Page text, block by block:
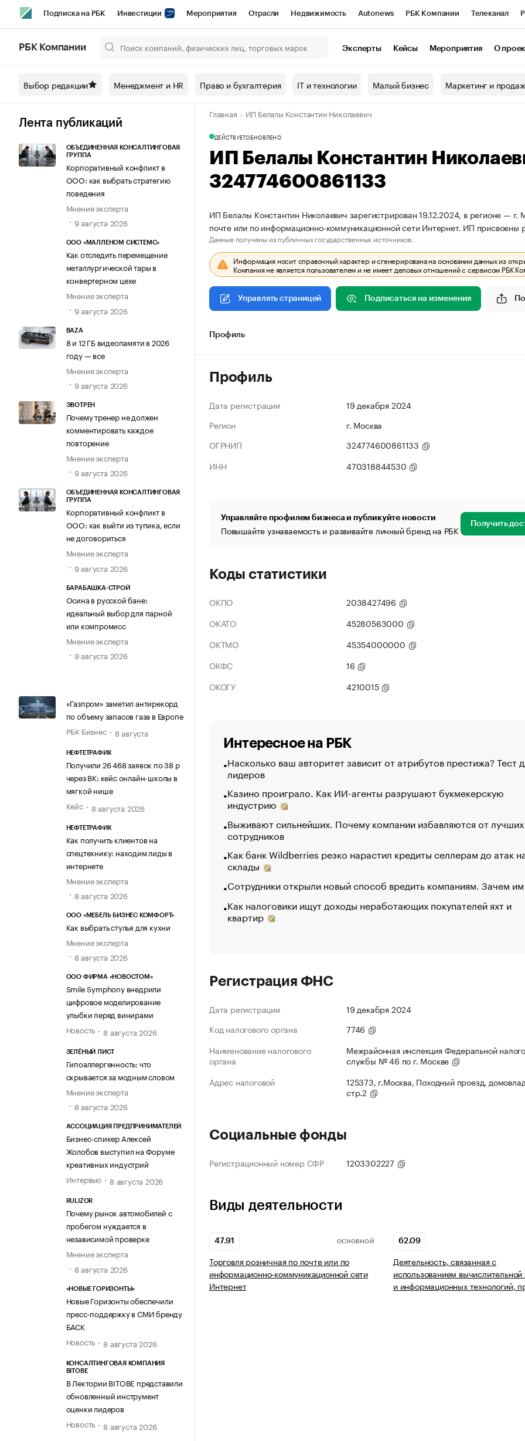
Подписка на РБК Инвестиции Мероприятия Отрасли Недвижимость Autonews РБК Компании Телеканал
Спецпроекты СПб Конференции СПб Спецпроекты Проверка контрагентов
Технологии и медиа Рынок наличной валюты
РБК Компании Эксперты Кейсы Мероприятия О
Выбор редакции Менеджмент и HR Право и бухгалтерия IT и технологии Малый бизнес Маркетинг и
Лента публикаций
ОБЪЕДИНЕННАЯ КОНСАЛТИНГОВАЯ
ГРУППА
Корпоративный конфликт в
ООО: как выбрать стратегию
поведения
Мнение эксперта
9 августа 2026
ООО «МАЛЛЕНОМ СИСТЕМС»
Как отследить перемещение
металлургической тары в
конвертерном цехе
Мнение эксперта
9 августа 2026
BAZA
8 и 12 ГБ видеопамяти в 2026
году — все
Мнение эксперта
9 августа 2026
ЭВОТРЕН
Почему тренер не должен
комментировать каждое
повторение
Мнение эксперта
9 августа 2026
ОБЪЕДИНЕННАЯ КОНСАЛТИНГОВАЯ
ГРУППА
Корпоративный конфликт в
ООО: как выйти из тупика, если
не договориться
Мнение эксперта
9 августа 2026
БАРАБАШКА-СТРОЙ
Осина в русской бане:
идеальный выбор для парной
или компромисс
Мнение эксперта
9 августа 2026
«Газпром» заметил антирекорд
по объему запасов газа в Европе
РБК Бизнес
8 августа
НЕФТЕТРАФИК
Получили 26 468 заявок по 38 р
через ВК: кейс онлайн-школы в
мягкой нише
Кейс
8 августа 2026
НЕФТЕТРАФИК
Как получить клиентов на
спецтехнику: находим лиды в
интернете
Мнение эксперта
8 августа 2026
ООО «МЕБЕЛЬ БИЗНЕС КОМФОРТ»
Как выбрать стулья для кухни
Мнение эксперта
8 августа 2026
ООО ФИРМА «НОВОСТОМ»
Smile Symphony внедрили
цифровое моделирование
улыбки перед винирами
Новость
8 августа 2026
ЗЕЛЁНЫЙ ЛИСТ
Гипоаллергенность: что
скрывается за модным словом
Мнение эксперта
8 августа 2026
АССОЦИАЦИЯ ПРЕДПРИНИМАТЕЛЕЙ
Бизнес-спикер Алексей
Жолобов выступил на Форуме
креативных индустрий
Интервью
8 августа 2026
RULIZOR
Почему рынок автомобилей с
пробегом нуждается в
независимой проверке
Мнение эксперта
8 августа 2026
«НОВЫЕ ГОРИЗОНТЫ»
Новые Горизонты обеспечили
пресс-поддержку в СМИ бренду
БАСК
Новость
8 августа 2026
КОНСАЛТИНГОВАЯ КОМПАНИЯ
BITOBE
В Лектории BITOBE представили
обновленный инструмент
оценки лидеров
Новость
8 августа 2026
Главная ИП Белалы Константин Николаевич
ДЕЙСТВУЕТОБНОВЛЕНО
ИП Белалы Константин
324774600861133
ИП Белалы Константин Николаевич зарегистрирован 19.12.2024, в регионе — г.
почте или по информационно-коммуникационной сети Интернет. ИП
Данные получены из публичных государственных источников.
Информация носит справочный характер и сгенерирована на основании данных из
Компания не является пользователем и не имеет деловых отношений с сервисом РБК
Управлять страницей Подписаться на изменения
Профиль
Профиль
Дата регистрации
19 декабря 2024
Регион
г. Москва
ОГРНИП
324774600861133
ИНН
470318844530
Управляйте профилем бизнеса и публикуйте новости
Повышайте узнаваемость и развивайте личный бренд на РБК Получить
Коды статистики
ОКПО
2038427496
ОКАТО
45280563000
ОКТМО
45354000000
ОКФС
16
ОКОГУ
4210015
Интересное на РБК
Насколько ваш авторитет зависит от атрибутов престижа? Тест
лидеров
Казино проиграло. Как ИИ-агенты разрушают букмекерскую
индустрию
Выживают сильнейших. Почему компании избавляются от лучших
сотрудников
Как банк Wildberries резко нарастил кредиты селлерам до атак
склады
Сотрудники открыли новый способ вредить компаниям. Зачем
Как налоговики ищут доходы неработающих покупателей яхт и
квартир
Регистрация ФНС
Дата регистрации
19 декабря 2024
Код налогового органа
7746
Наименование налогового
органа
Межрайонная инспекция Федеральной
службы № 46 по г. Москве
Адрес налоговой
125373, г.Москва, Походный проезд,
стр.2
Социальные фонды
Регистрационный номер СФР 1203302227
Виды деятельности
47.91 ОСНОВНОЙ
Торговля розничная по почте или по
информационно-коммуникационной сети
Интернет
62.09
Деятельность, связанная с
использованием вычислительной
и информационных технологий,